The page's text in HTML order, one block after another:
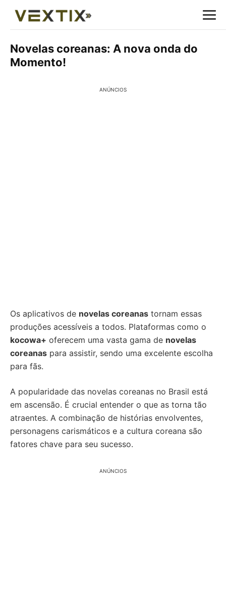
Novelas coreanas: A nova onda do
Momento!
ANÚNCIOS
Os aplicativos de novelas coreanas tornam essas
produções acessíveis a todos. Plataformas como o
kocowa+ oferecem uma vasta gama de novelas
coreanas para assistir, sendo uma excelente escolha
para fãs.
A popularidade das novelas coreanas no Brasil está
em ascensão. É crucial entender o que as torna tão
atraentes. A combinação de histórias envolventes,
personagens carismáticos e a cultura coreana são
fatores chave para seu sucesso.
ANÚNCIOS